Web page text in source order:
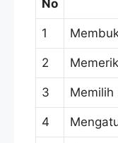
No
1
2
3 Memilih
4